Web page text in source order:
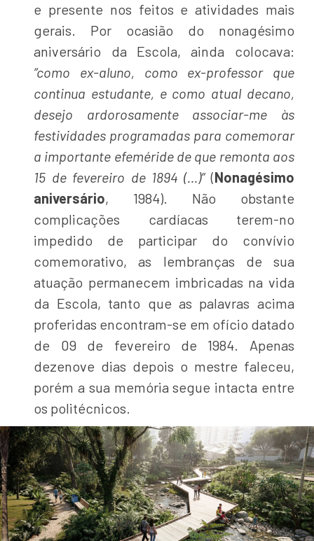
e presente nos feitos e atividades mais
gerais. Por ocasião do nonagésimo
aniversário da Escola, ainda colocava:
“como ex-aluno, como ex-professor que
continua estudante, e como atual decano,
desejo ardorosamente associar-me às
festividades programadas para comemorar
a importante efeméride de que remonta aos
15 de fevereiro de 1894 (…)”(Nonagésimo
aniversário, 1984). Não obstante
complicações cardíacas terem-no
impedido de participar do convívio
comemorativo, as lembranças de sua
atuação permanecem imbricadas na vida
da Escola, tanto que as palavras acima
proferidas encontram-se em ofício datado
de 09 de fevereiro de 1984. Apenas
dezenove dias depois o mestre faleceu,
porém a sua memória segue intacta entre
os politécnicos.